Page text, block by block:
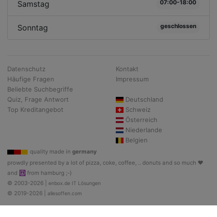
Samstag 07:00-18:00
Sonntag geschlossen
Datenschutz
Häufige Fragen
Beliebte Suchbegriffe
Quiz, Frage Antwort
Top Kreditangebot
Kontakt
Impressum
Deutschland
Schweiz
Österreich
Niederlande
Belgien
quality made in germany
prowdly presented by a lot of pizza, coke, coffee, .. donuts and so much ♥
and ☮ from hamburg ;-)
© 2003-2026 | enbox.de IT Lösungen
© 2019-2026 | allesoffen.com